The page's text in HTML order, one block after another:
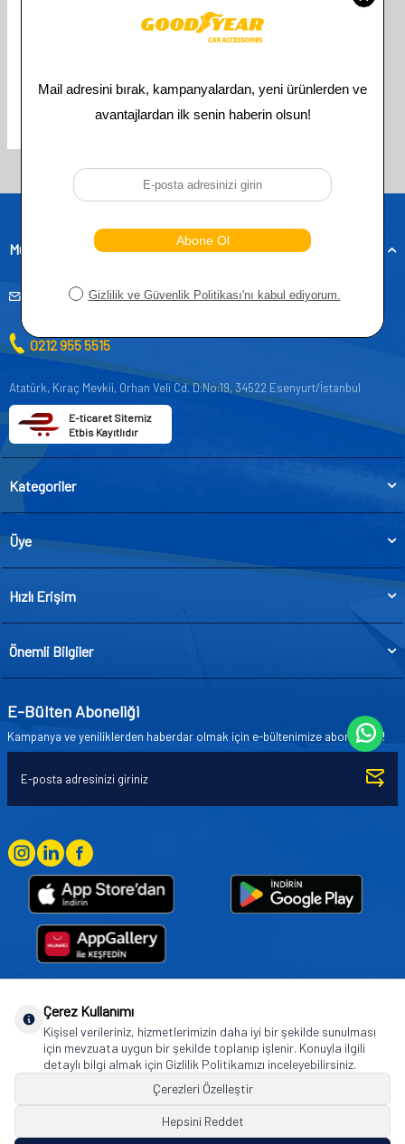
TAKIMI 2008-2021 SEDAN
TL
Toplam ürün bulunmaktadır.
Müşteri Hizmetleri
musteridestek@goodyearotoaksesuar.com.tr
0212 955 5515
Atatürk, Kıraç Mevkii, Orhan Veli Cd. D:No:19, 34522 Esenyurt/İstanbul
E-ticaret Sitemiz
Etbis Kayıtlıdır
Kategoriler
Üye
Hızlı Erişim
Önemli Bilgiler
E-Bülten Aboneliği
Kampanya ve yeniliklerden haberdar olmak için e-bültenimize abone olun!
Goodyear (and Winged Foot Design) are trademarks of or licensed to The Goodyear
Tire & Rubber Company used under license by Basbug Group Company,
Istanbul/Türkiye. © 2026 The Goodyear Tire & Rubber Company.
Çerez Kullanımı
Kişisel verileriniz, hizmetlerimizin daha iyi bir şekilde sunulması
için mevzuata uygun bir şekilde toplanıp işlenir. Konuyla ilgili
detaylı bilgi almak için Gizlilik Politikamızı inceleyebilirsiniz.
Çerezleri Özelleştir
Hepsini Reddet